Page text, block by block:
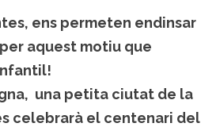
ens permeten endinsar
aquest motiu que
una petita ciutat de la
celebrarà el centenari del